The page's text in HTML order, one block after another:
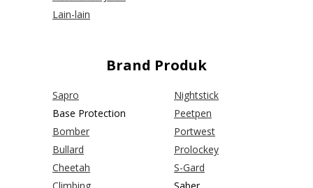
Lain-lain
Brand Produk
Sapro
Base Protection
Bomber
Bullard
Cheetah
Nightstick
Peetpen
Portwest
Prolockey
S-Gard